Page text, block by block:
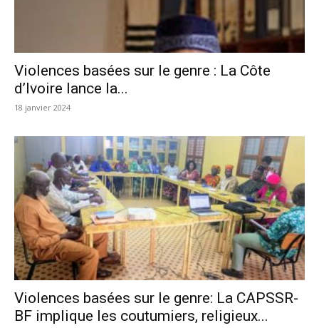
Violences basées sur le genre : La Côte
d’Ivoire lance la...
18 janvier 2024
Violences basées sur le genre: La CAPSSR-
BF implique les coutumiers, religieux...